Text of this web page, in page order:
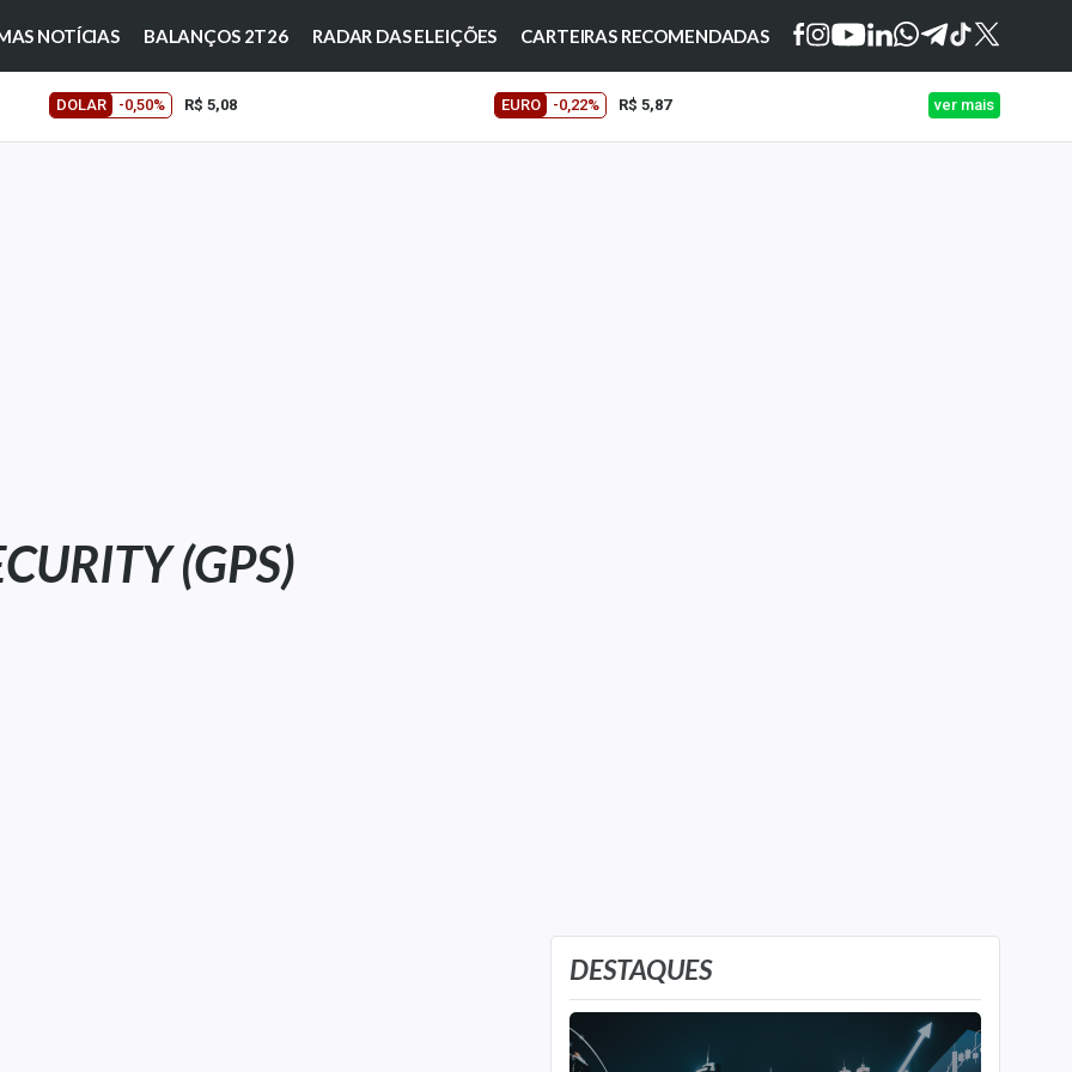
NOTÍCIAS BALANÇOS 2T26 RADAR DAS ELEIÇÕES CARTEIRAS RECOMENDADAS
DOLAR -0,50% R$ 5,08 EURO -0,22% R$ 5,87 ver mais
(GPS)
DESTAQUES